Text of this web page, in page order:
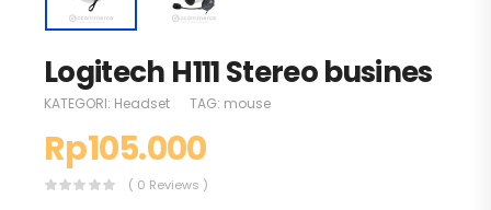
Logitech H111 Stereo busines
KATEGORI: Headset TAG: mouse
Rp105.000
( 0 Reviews )